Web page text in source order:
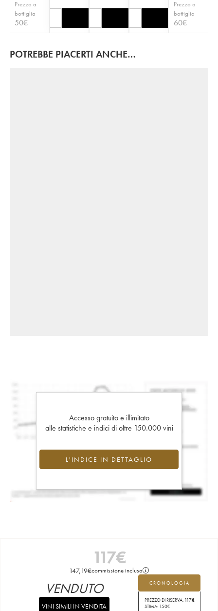
Prezzo a
bottiglia
50€
Prezzo a
bottiglia
60€
POTREBBE PIACERTI ANCHE…
Accesso gratuito e illimitato
alle statistiche e indici di oltre 150.000 vini
L'INDICE IN DETTAGLIO
117€
147,19€commissione inclusa
CRONOLOGIA
PREZZO DI RISERVA: 117€
STIMA: 150€
VENDUTO
VINI SIMILI IN VENDITA